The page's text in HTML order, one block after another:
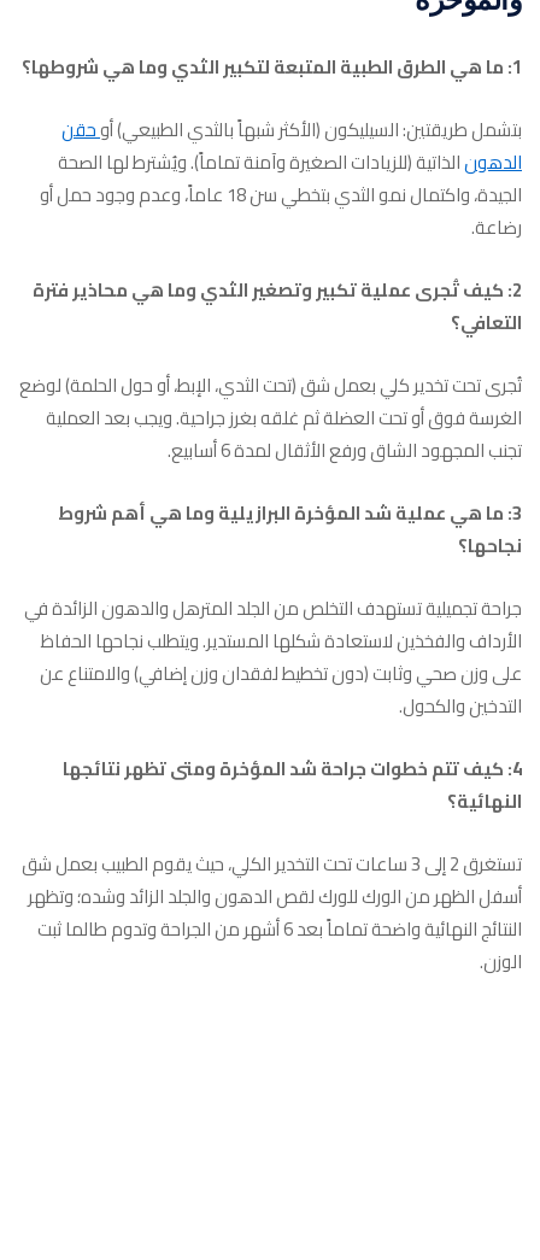
1: ما هي الطرق الطبية المتبعة لتكبير الثدي وما هي شروطها؟
بتشمل طريقتين: السيليكون (الأكثر شبهاً بالثدي الطبيعي) أوحقن
الدهونالذاتية (للزيادات الصغيرة وآمنة تماماً). ويُشترط لها الصحة
الجيدة، واكتمال نمو الثدي بتخطي سن 18 عاماً، وعدم وجود حمل أو
رضاعة.
2: كيف تُجرى عملية تكبير وتصغير الثدي وما هي محاذير فترة
التعافي؟
تُجرى تحت تخدير كلي بعمل شق (تحت الثدي، الإبط، أو حول الحلمة) لوضع
الغرسة فوق أو تحت العضلة ثم غلقه بغرز جراحية. ويجب بعد العملية
تجنب المجهود الشاق ورفع الأثقال لمدة 6 أسابيع.
3: ما هي عملية شد المؤخرة البرازيلية وما هي أهم شروط
نجاحها؟
جراحة تجميلية تستهدف التخلص من الجلد المترهل والدهون الزائدة في
الأرداف والفخذين لاستعادة شكلها المستدير. ويتطلب نجاحها الحفاظ
على وزن صحي وثابت (دون تخطيط لفقدان وزن إضافي) والامتناع عن
التدخين والكحول.
4: كيف تتم خطوات جراحة شد المؤخرة ومتى تظهر نتائجها
النهائية؟
تستغرق 2 إلى 3 ساعات تحت التخدير الكلي، حيث يقوم الطبيب بعمل شق
أسفل الظهر من الورك للورك لقص الدهون والجلد الزائد وشده؛ وتظهر
النتائج النهائية واضحة تماماً بعد 6 أشهر من الجراحة وتدوم طالما ثبت
الوزن.